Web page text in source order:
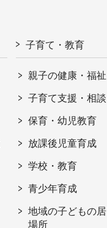
子育て・教育
親子の健康・福祉
子育て支援・相談
保育・幼児教育
放課後児童育成
学校・教育
青少年育成
地域の子どもの居
場所